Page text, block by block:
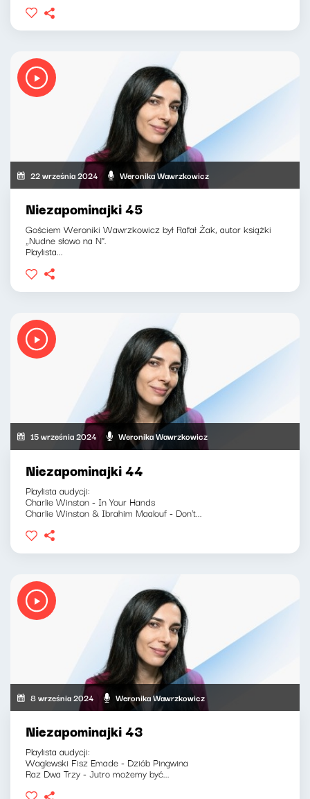
22 września 2024 Weronika Wawrzkowicz
Niezapominajki 45
Gościem Weroniki Wawrzkowicz był Rafał Żak, autor książki
„Nudne słowo na N".
Playlista...
15 września 2024 Weronika Wawrzkowicz
Niezapominajki 44
Playlista audycji:
Charlie Winston - In Your Hands
Charlie Winston & Ibrahim Maalouf - Don't...
8 września 2024 Weronika Wawrzkowicz
Niezapominajki 43
Playlista audycji:
Waglewski Fisz Emade - Dziób Pingwina
Raz Dwa Trzy - Jutro możemy być...